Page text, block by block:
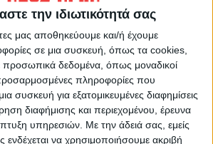
την ιδιωτικότητά σας
μας αποθηκεύουμε και/ή έχουμε
σε μια συσκευή, όπως τα cookies,
προσωπικά δεδομένα, όπως μοναδικοί
πληροφορίες που
συσκευή για εξατομικευμένες διαφημίσεις
διαφήμισης και περιεχομένου, έρευνα
υπηρεσιών. Με την άδειά σας, εμείς
ενδέχεται να χρησιμοποιήσουμε ακριβή
οι πολίτες” είπε
“Στόχος μου είναι το
τετραετίας να μπορούμε
μόνιμες μειώσεις φόρων“.
τις προσλήψεις στο ΕΣΥ,
μας είναι σταδιακά να